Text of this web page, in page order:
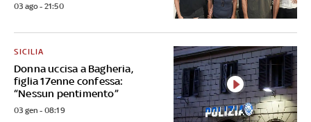
03 ago - 21:50
Donna uccisa a Bagheria,
figlia 17enne confessa:
“Nessun pentimento”
SICILIA
03 gen - 08:19